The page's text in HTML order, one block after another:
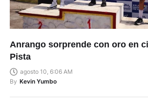
Anrango sorprende con oro en
Pista
agosto 10, 6:06 AM
By Kevin Yumbo